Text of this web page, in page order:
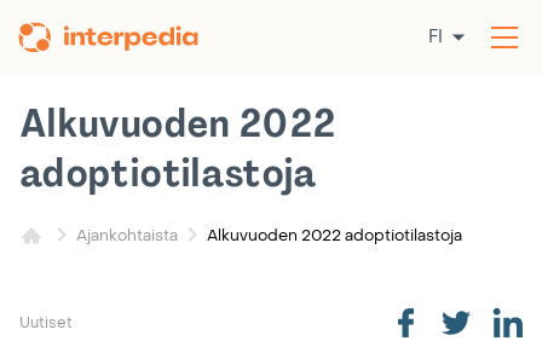
sisältöön
FI
Ajankohtaista Alkuvuoden 2022 adoptiotilastoja
Alkuvuoden 2022
adoptiotilastoja
Uutiset